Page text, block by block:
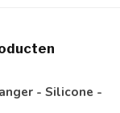
- Silicone -